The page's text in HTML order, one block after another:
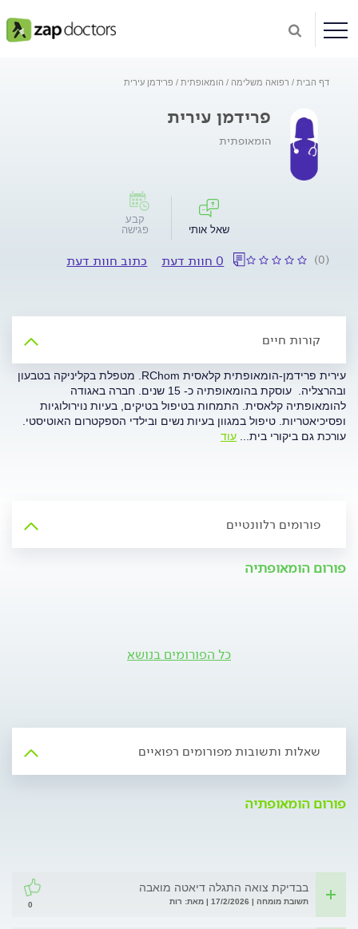
דף הבית רפואה משלימה הומאופתית פרידמן עירית
פרידמן עירית
הומאופתית
שאל אותי
קבע
פגישה
(0) 0 חוות דעת כתוב חוות דעת
קורות חיים
עירית פרידמן-הומאופתית קלאסית RChom. מטפלת בקליניקה בטבעון
ובהרצליה. עוסקת בהומאופתיה כ- 15 שנים. חברה באגודה
להומאופתיה קלאסית. התמחות בטיפול בטיקים, בעיות נוירולוגיות
ופסיכיאטריות. טיפול במגוון בעיות נשים ובילדי הספקטרום האוטיסטי.
עורכת גם ביקורי בית... עוד
פורומים רלוונטיים
פורום הומאופתיה
כל הפורומים בנושא
שאלות ותשובות מפורומים רפואיים
פורום הומאופתיה
בבדיקת צואה התגלה דיאטה מואבה
תשובת מומחה | 17/2/2026 | מאת: רות 0